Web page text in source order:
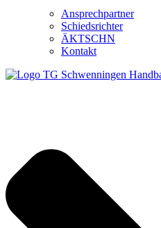
Ansprechpartner
Schiedsrichter
ÄKTSCHN
Kontakt